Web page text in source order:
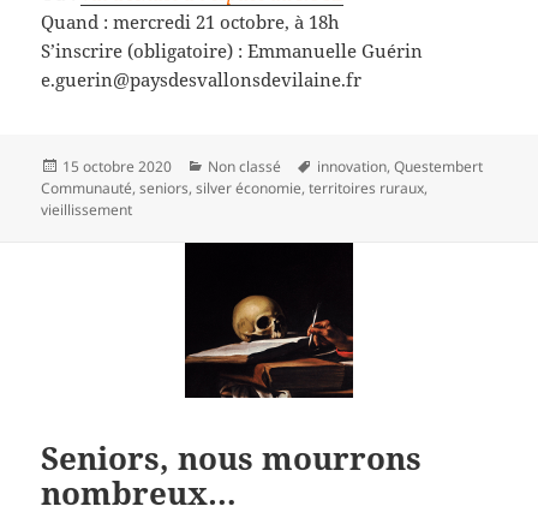
Quand : mercredi 21 octobre, à 18h
S’inscrire (obligatoire) : Emmanuelle Guérin
e.guerin@paysdesvallonsdevilaine.fr
Publié
le
15 octobre 2020 Catégories
Non classé
Mots-
clés
innovation,Questembert
Communauté,seniors,silver économie,territoires ruraux,
vieillissement
Seniors, nous mourrons
nombreux…